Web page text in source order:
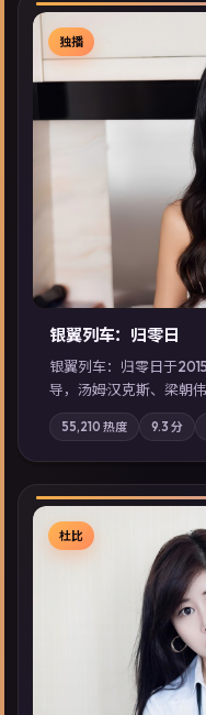
独播
银翼列车：归零日
银翼列车：归零日于
导，汤姆·汉克斯、梁朝
轴，城市霓虹背后，有
气质；站内亦可通过「
索同类型高分佳作，畅
55,210 热度 9.3 分
杜比